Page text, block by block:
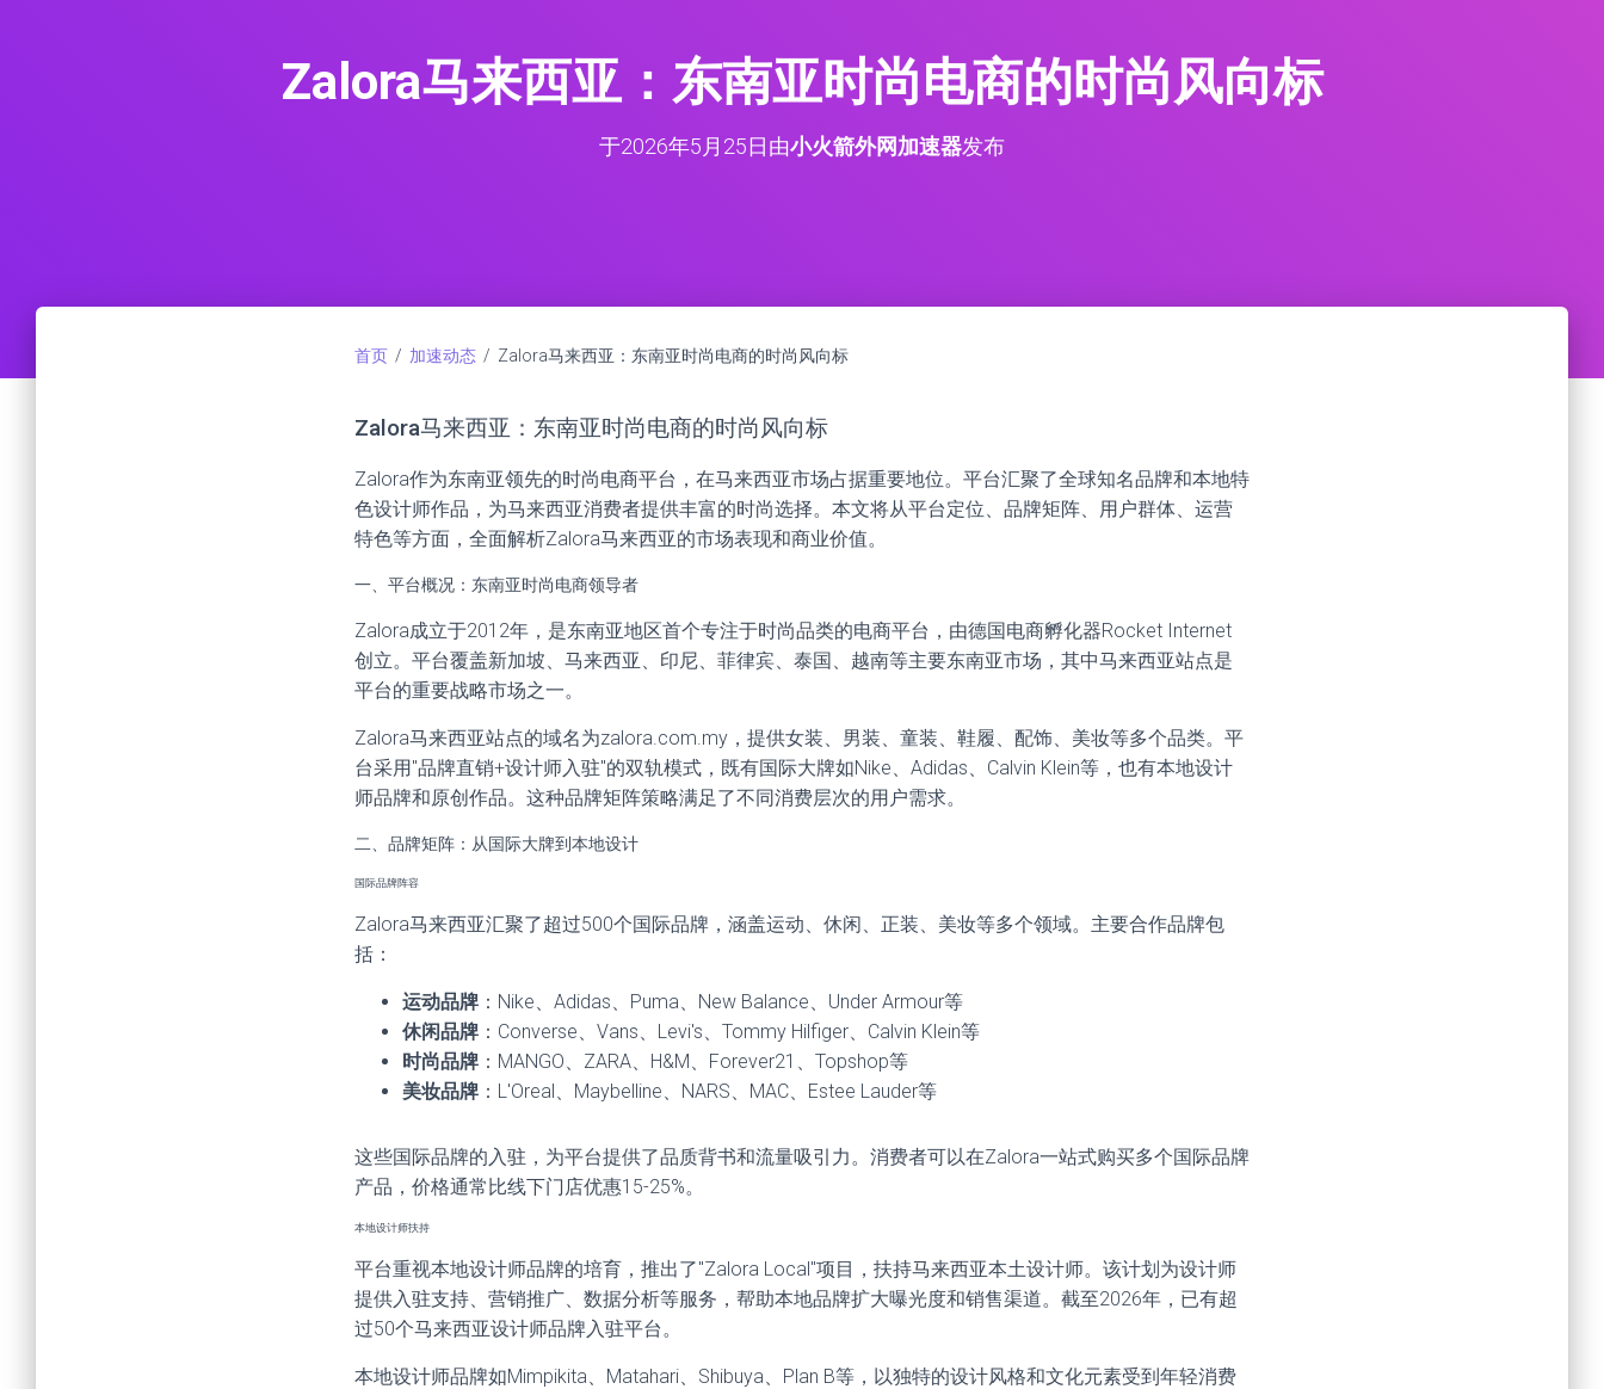
Zalora马来西亚：东南亚时尚电商的时尚风向标
于2026年5月25日由小火箭外网加速器发布
首页 / 加速动态 / Zalora马来西亚：东南亚时尚电商的时尚风向标
Zalora马来西亚：东南亚时尚电商的时尚风向标
Zalora作为东南亚领先的时尚电商平台，在马来西亚市场占据重要地位。平台汇聚了全球知名品牌和本地特
色设计师作品，为马来西亚消费者提供丰富的时尚选择。本文将从平台定位、品牌矩阵、用户群体、运营
特色等方面，全面解析Zalora马来西亚的市场表现和商业价值。
一、平台概况：东南亚时尚电商领导者
Zalora成立于2012年，是东南亚地区首个专注于时尚品类的电商平台，由德国电商孵化器Rocket Internet
创立。平台覆盖新加坡、马来西亚、印尼、菲律宾、泰国、越南等主要东南亚市场，其中马来西亚站点是
平台的重要战略市场之一。
Zalora马来西亚站点的域名为zalora.com.my，提供女装、男装、童装、鞋履、配饰、美妆等多个品类。平
台采用"品牌直销+设计师入驻"的双轨模式，既有国际大牌如Nike、Adidas、Calvin Klein等，也有本地设计
师品牌和原创作品。这种品牌矩阵策略满足了不同消费层次的用户需求。
二、品牌矩阵：从国际大牌到本地设计
国际品牌阵容
Zalora马来西亚汇聚了超过500个国际品牌，涵盖运动、休闲、正装、美妆等多个领域。主要合作品牌包
括：
运动品牌 ：Nike、Adidas、Puma、New Balance、Under Armour等
休闲品牌 ：Converse、Vans、Levi's、Tommy Hilfiger、Calvin Klein等
时尚品牌 ：MANGO、ZARA、H&M、Forever21、Topshop等
美妆品牌 ：L'Oreal、Maybelline、NARS、MAC、Estee Lauder等
这些国际品牌的入驻，为平台提供了品质背书和流量吸引力。消费者可以在Zalora一站式购买多个国际品牌
产品，价格通常比线下门店优惠15-25%。
本地设计师扶持
平台重视本地设计师品牌的培育，推出了"Zalora Local"项目，扶持马来西亚本土设计师。该计划为设计师
提供入驻支持、营销推广、数据分析等服务，帮助本地品牌扩大曝光度和销售渠道。截至2026年，已有超
过50个马来西亚设计师品牌入驻平台。
本地设计师品牌如Mimpikita、Matahari、Shibuya、Plan B等，以独特的设计风格和文化元素受到年轻消费